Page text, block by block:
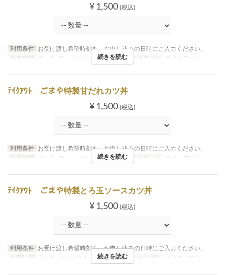
¥ 1,500 (税込)
利用条件 お受け渡し希望時刻を、お申し込みの日時にご入力ください。
食事時間
ランチ, ティータイム, ディナー 席のカテゴリ テイクアウト
続きを読む
ﾃｲｸｱｳﾄ ごまや特製甘だれカツ丼
¥ 1,500 (税込)
利用条件 お受け渡し希望時刻を、お申し込みの日時にご入力ください。
食事時間
ランチ, ティータイム, ディナー 席のカテゴリ テイクアウト
続きを読む
ﾃｲｸｱｳﾄ ごまや特製とろ玉ソースカツ丼
¥ 1,500 (税込)
利用条件 お受け渡し希望時刻を、お申し込みの日時にご入力ください。
食事時間
ランチ, ティータイム, ディナー 席のカテゴリ テイクアウト
続きを読む